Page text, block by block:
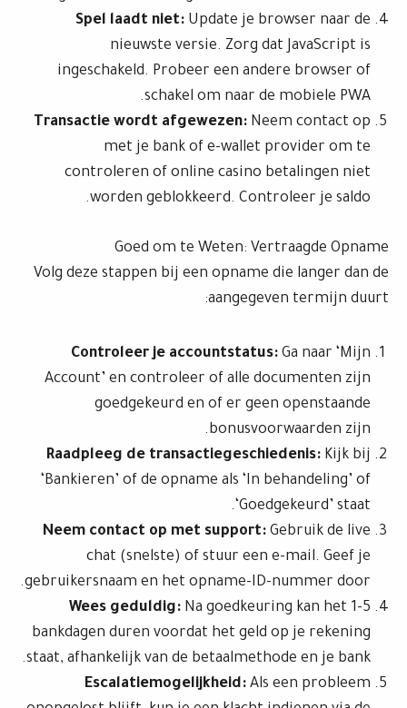
Spel laadt niet: Update je browser naar de
nieuwste versie. Zorg dat JavaScript is
ingeschakeld. Probeer een andere browser of
schakel om naar de mobiele PWA.
Transactie wordt afgewezen: Neem contact op
met je bank of e-wallet provider om te
controleren of online casino betalingen niet
worden geblokkeerd. Controleer je saldo.
Goed om te Weten: Vertraagde Opname
Volg deze stappen bij een opname die langer dan de
aangegeven termijn duurt:
Controleer je accountstatus: Ga naar ‘Mijn
Account’ en controleer of alle documenten zijn
goedgekeurd en of er geen openstaande
bonusvoorwaarden zijn.
Raadpleeg de transactiegeschiedenis: Kijk bij
‘Bankieren’ of de opname als ‘In behandeling’ of
‘Goedgekeurd’ staat.
Neem contact op met support: Gebruik de live
chat (snelste) of stuur een e-mail. Geef je
gebruikersnaam en het opname-ID-nummer door.
Wees geduldig: Na goedkeuring kan het 1-5
bankdagen duren voordat het geld op je rekening
staat, afhankelijk van de betaalmethode en je bank.
Escalatiemogelijkheid: Als een probleem